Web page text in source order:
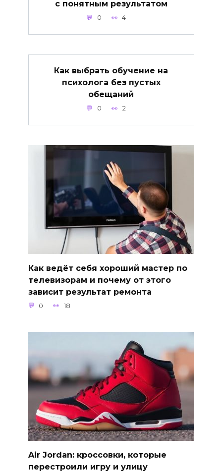
с понятным результатом
0 4
Как выбрать обучение на
психолога без пустых
обещаний
0 2
Как ведёт себя хороший мастер по
телевизорам и почему от этого
зависит результат ремонта
0 18
Air Jordan: кроссовки, которые
перестроили игру и улицу